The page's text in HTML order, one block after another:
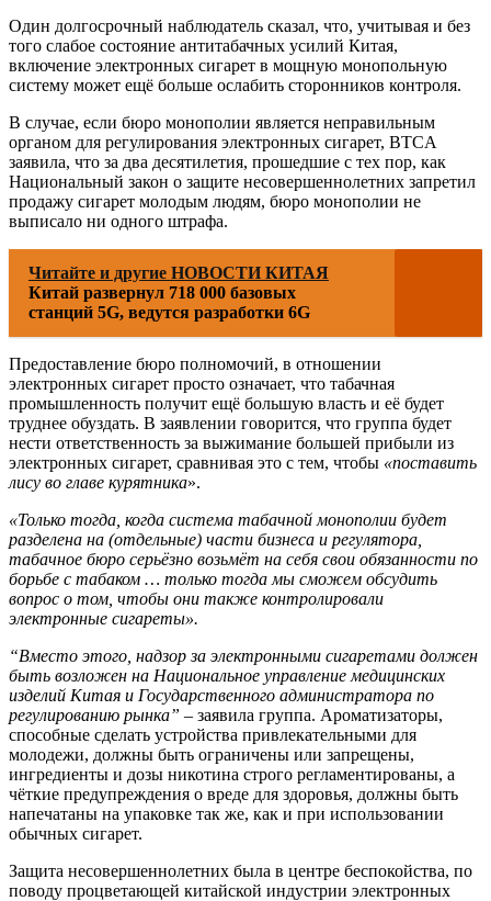
Один долгосрочный наблюдатель сказал, что, учитывая и без
того слабое состояние антитабачных усилий Китая,
включение электронных сигарет в мощную монопольную
систему может ещё больше ослабить сторонников контроля.
В случае, если бюро монополии является неправильным
органом для регулирования электронных сигарет, BTCA
заявила, что за два десятилетия, прошедшие с тех пор, как
Национальный закон о защите несовершеннолетних запретил
продажу сигарет молодым людям, бюро монополии не
выписало ни одного штрафа.
Читайте и другие НОВОСТИ КИТАЯ
Китай развернул 718 000 базовых
станций 5G, ведутся разработки 6G
Предоставление бюро полномочий, в отношении
электронных сигарет просто означает, что табачная
промышленность получит ещё большую власть и её будет
труднее обуздать. В заявлении говорится, что группа будет
нести ответственность за выжимание большей прибыли из
электронных сигарет, сравнивая это с тем, чтобы «поставить
лису во главе курятника».
«Только тогда, когда система табачной монополии будет
разделена на (отдельные) части бизнеса и регулятора,
табачное бюро серьёзно возьмёт на себя свои обязанности по
борьбе с табаком … только тогда мы сможем обсудить
вопрос о том, чтобы они также контролировали
электронные сигареты».
“Вместо этого, надзор за электронными сигаретами должен
быть возложен на Национальное управление медицинских
изделий Китая и Государственного администратора по
регулированию рынка” – заявила группа. Ароматизаторы,
способные сделать устройства привлекательными для
молодежи, должны быть ограничены или запрещены,
ингредиенты и дозы никотина строго регламентированы, а
чёткие предупреждения о вреде для здоровья, должны быть
напечатаны на упаковке так же, как и при использовании
обычных сигарет.
Защита несовершеннолетних была в центре беспокойства, по
поводу процветающей китайской индустрии электронных